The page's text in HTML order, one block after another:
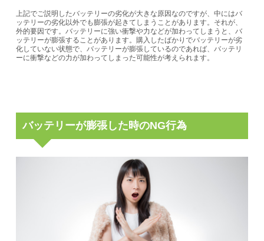
上記でご説明したバッテリーの劣化が大きな原因なのですが、中にはバ
ッテリーの劣化以外でも膨張が起きてしまうことがあります。それが、
外的要因です。バッテリーに強い衝撃や力などが加わってしまうと、バ
ッテリーが膨張することがあります。購入したばかりでバッテリーが劣
化していない状態で、バッテリーが膨張しているのであれば、バッテリ
ーに衝撃などの力が加わってしまった可能性が考えられます。
バッテリーが膨張した時のNG行為